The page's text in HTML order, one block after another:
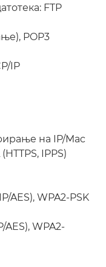
FTP
POP3
IP
на IP/Mac
IPPS)
AES), WPA2-PSK
AES), WPA2-